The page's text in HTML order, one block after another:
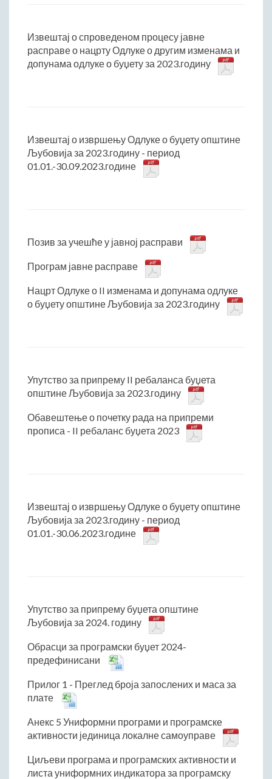
Извештај о спроведеном процесу јавне
расправе о нацрту Одлуке о другим изменама и
допунама одлуке о буџету за 2023.годину
Извештај о извршењу Одлуке о буџету општине
Љубовија за 2023.годину - период
01.01.-30.09.2023.године
Позив за учешће у јавној расправи
Програм јавне расправе
Нацрт Одлуке о II изменама и допунама одлуке
о буџету општине Љубовија за 2023.годину
Упутство за припрему II ребаланса буџета
општине Љубовија за 2023.годину
Обавештење о почетку рада на припреми
прописа - II ребаланс буџета 2023
Извештај о извршењу Одлуке о буџету општине
Љубовија за 2023.годину - период
01.01.-30.06.2023.године
Упутство за припрему буџета општине
Љубовија за 2024. годину
Обрасци за програмски буџет 2024-
предефинисани
Прилог 1 - Преглед броја запослених и маса за
плате
Анекс 5 Униформни програми и програмске
активности јединица локалне самоуправе
Циљеви програма и програмских активности и
листа униформних индикатора за програмску